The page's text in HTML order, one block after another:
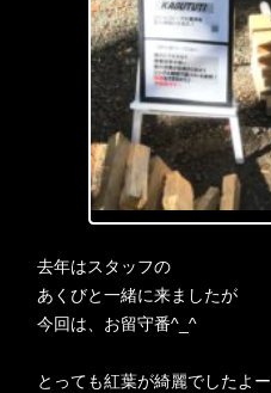
去年はスタッフの
あくびと一緒に来ましたが
今回は、お留守番^_^
とっても紅葉が綺麗でしたよー